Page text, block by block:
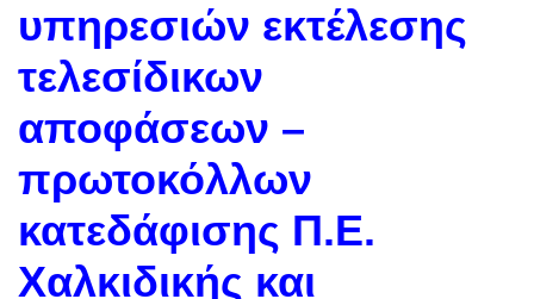
υπηρεσιών εκτέλεσης
τελεσίδικων
αποφάσεων –
πρωτοκόλλων
κατεδάφισης Π.Ε.
Χαλκιδικής και